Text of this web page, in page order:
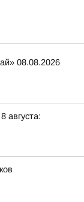
08.08.2026
августа: